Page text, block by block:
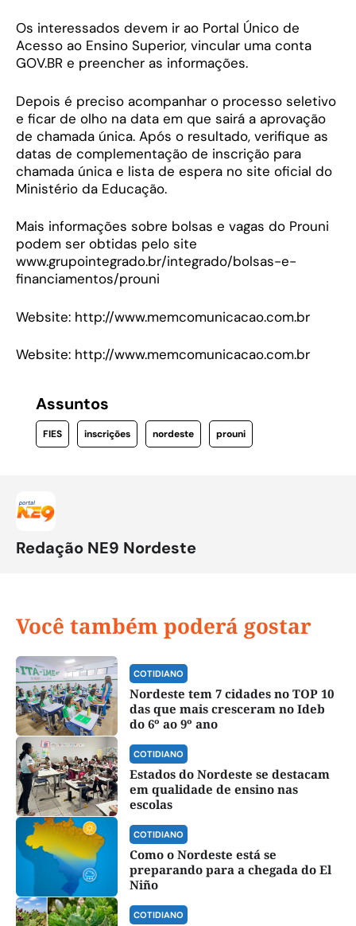
Os interessados devem ir ao Portal Único de
Acesso ao Ensino Superior, vincular uma conta
GOV.BR e preencher as informações.
Depois é preciso acompanhar o processo seletivo
e ficar de olho na data em que sairá a aprovação
de chamada única. Após o resultado, verifique as
datas de complementação de inscrição para
chamada única e lista de espera no site oficial do
Ministério da Educação.
Mais informações sobre bolsas e vagas do Prouni
podem ser obtidas pelo site
www.grupointegrado.br/integrado/bolsas-e-
financiamentos/prouni
Website: http://www.memcomunicacao.com.br
Website: http://www.memcomunicacao.com.br
Assuntos
FIES inscrições nordeste prouni
Redação NE9 Nordeste
Você também poderá gostar
COTIDIANO
Nordeste tem 7 cidades no TOP 10
das que mais cresceram no Ideb
do 6º ao 9º ano
COTIDIANO
Estados do Nordeste se destacam
em qualidade de ensino nas
escolas
COTIDIANO
Como o Nordeste está se
preparando para a chegada do El
Niño
COTIDIANO